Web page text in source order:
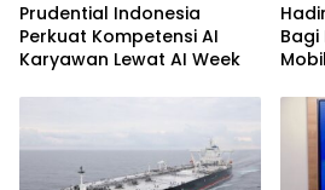
Prudential Indonesia
Perkuat Kompetensi AI
Karyawan Lewat AI Week
Bagi